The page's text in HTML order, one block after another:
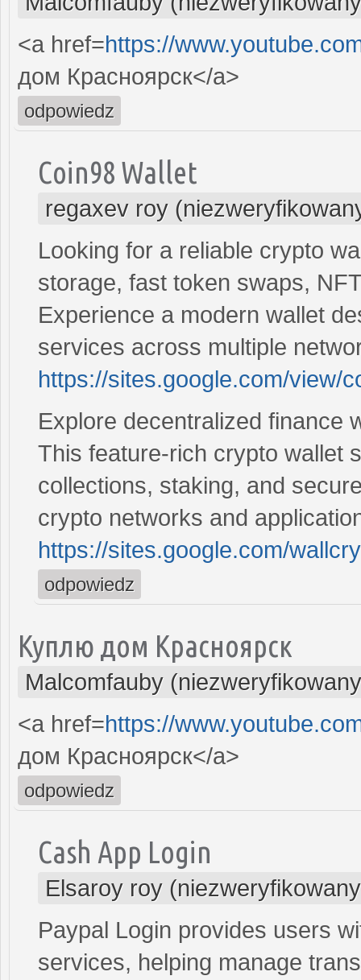
<a href=https://
дом Красноярск</a>
odpowiedz
Coin98 Wallet
regaxev roy
Looking for a reliable crypto
storage, fast token swaps,
Experience a modern wallet
services across multiple
https://sites.google.com/view/
Explore decentralized finance
This feature-rich crypto wallet
collections, staking, and
crypto networks and
https://sites.google.com/
odpowiedz
Куплю дом Красноярск
Malcomfauby
<a href=https://
дом Красноярск</a>
odpowiedz
Cash App Login
Elsaroy roy
Paypal Login provides users
services, helping manage